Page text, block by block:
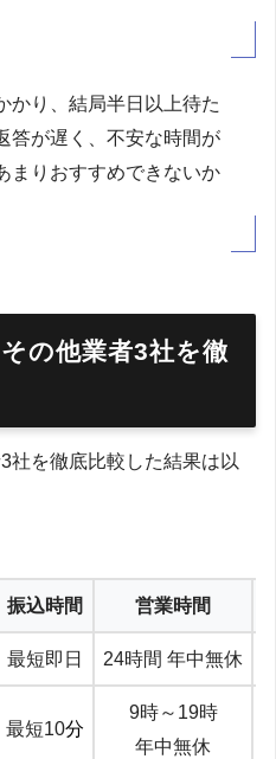
かり、結局半日以上待た
答が遅く、不安な時間が
まりおすすめできないか
の他業者3社を徹
社を徹底比較した結果は以
振込時間 営業時間
最短即日 24時間 年中無休
最短10分
9時～19時
年中無休